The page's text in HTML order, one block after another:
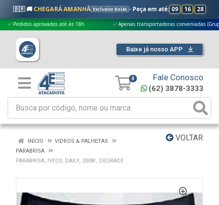
🇧🇷 🚚CHEGARÁ AMANHÃ Exclusivo Goiás - Peça em até: 09 : 16 : 27
aprovados até às 18h ✅ Apenas transportadoras conveniadas (Grupo G5)
Baixe já nosso APP
0 Fale Conosco
(62) 3878-3333
VOLTAR
INÍCIO
VIDROS & PALHETAS
PARABRISA
PARABRISA, IVECO, DAILY, 2008/, DEGRADE